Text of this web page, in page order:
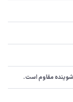
شوینده مقاوم است.